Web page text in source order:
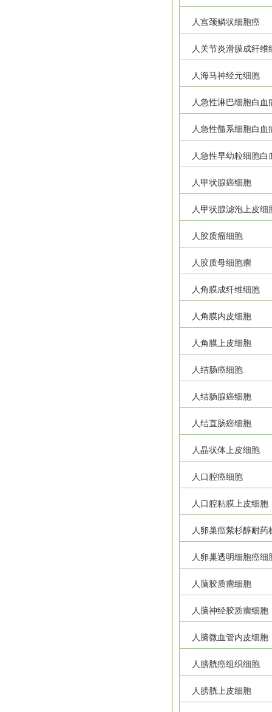
人宫颈鳞状细胞癌
人关节炎滑膜成纤维
人海马神经元细胞
人急性淋巴细胞白血
人急性髓系细胞白血
人急性早幼粒细胞白
人甲状腺癌细胞
人甲状腺滤泡上皮细
人胶质瘤细胞
人胶质母细胞瘤
人角膜成纤维细胞
人角膜内皮细胞
人角膜上皮细胞
人结肠癌细胞
人结肠腺癌细胞
人结直肠癌细胞
人晶状体上皮细胞
人口腔癌细胞
人口腔粘膜上皮细胞
人卵巢癌紫杉醇耐药
人卵巢透明细胞癌细
人脑胶质瘤细胞
人脑神经胶质瘤细胞
人脑微血管内皮细胞
人膀胱癌组织细胞
人膀胱上皮细胞